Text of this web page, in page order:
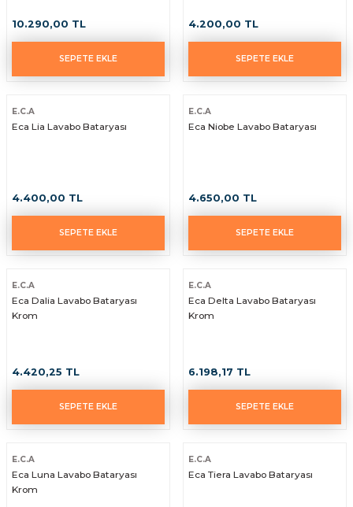
10.290,00 TL
SEPETE EKLE
4.200,00 TL
SEPETE EKLE
E.C.A
Eca Lia Lavabo Bataryası
4.400,00 TL
SEPETE EKLE
E.C.A
Eca Niobe Lavabo Bataryası
4.650,00 TL
SEPETE EKLE
E.C.A
Eca Dalia Lavabo Bataryası
Krom
4.420,25 TL
SEPETE EKLE
E.C.A
Eca Delta Lavabo Bataryası
Krom
6.198,17 TL
SEPETE EKLE
E.C.A
Eca Luna Lavabo Bataryası
Krom
E.C.A
Eca Tiera Lavabo Bataryası